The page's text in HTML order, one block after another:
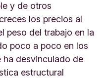
y de otros
los precios al
peso del trabajo en la
poco a poco en los
ha desvinculado de
estructural